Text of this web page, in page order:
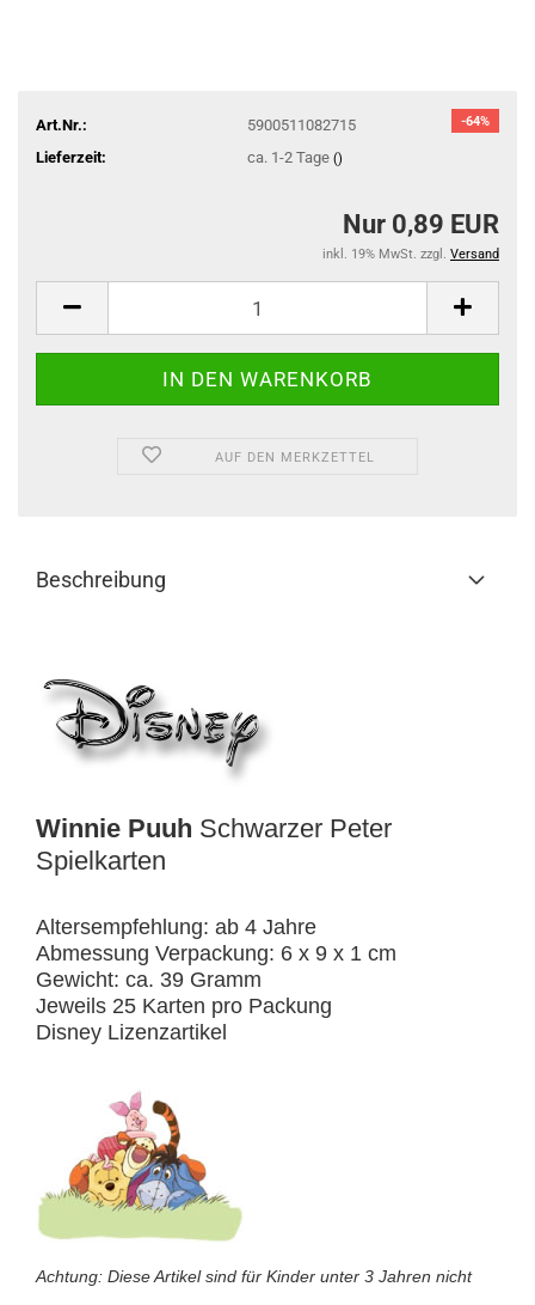
-64%
Art.Nr.:
5900511082715
Lieferzeit:
ca. 1-2 Tage ()
Nur 0,89 EUR
inkl. 19% MwSt. zzgl. Versand
AUF DEN MERKZETTEL
Beschreibung
Winnie Puuh Schwarzer Peter
Spielkarten
Altersempfehlung: ab 4 Jahre
Abmessung Verpackung: 6 x 9 x 1 cm
Gewicht: ca. 39 Gramm
Jeweils 25 Karten pro Packung
Disney Lizenzartikel
Achtung: Diese Artikel sind für Kinder unter 3 Jahren nicht